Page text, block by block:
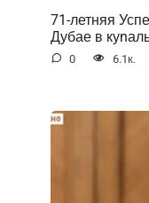
71-летняя
Дубае в
0 6.1к.